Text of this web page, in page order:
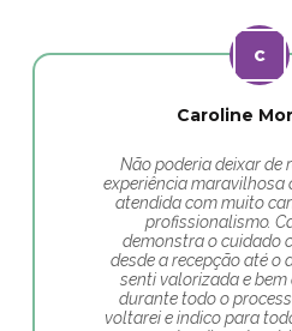
Caroline
Não poderia deixar de
experiência maravilhosa
atendida com muito
profissionalismo.
demonstra o cuidado
desde a recepção até o
senti valorizada e
durante todo o
voltarei e indico para